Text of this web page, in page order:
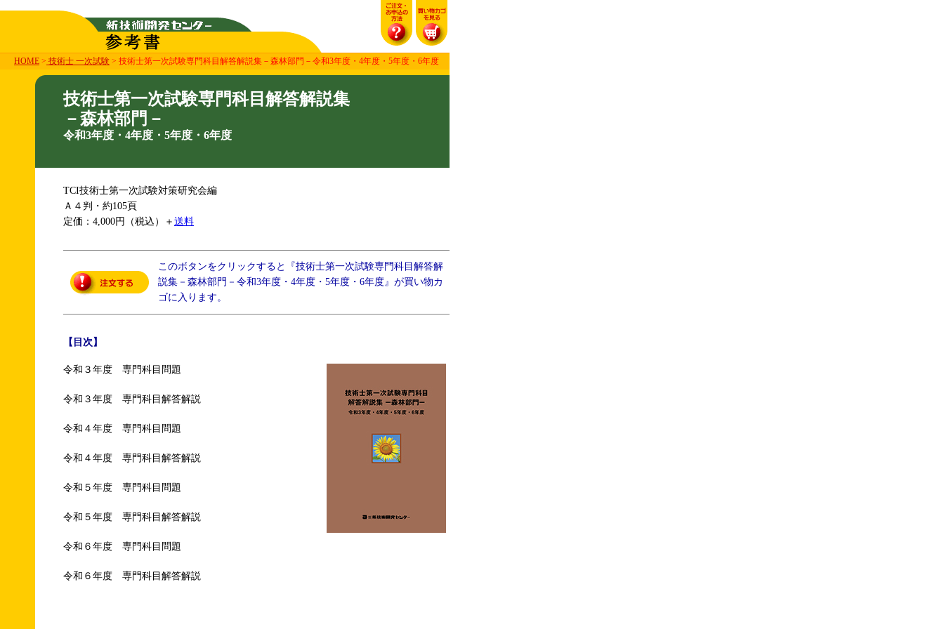
HOME > 技術士 一次試験 > 技術士第一次試験専門科目解答解説集－森林部門－令和3年度・4年度・5年度・6年度
技術士第一次試験専門科目解答解説集
－森林部門－
令和3年度・4年度・5年度・6年度
TCI技術士第一次試験対策研究会編
Ａ４判・約105頁
定価：4,000円（税込）＋ 送料
このボタンをクリックすると『技術士第一次試験専門科目解答解
説集－森林部門－令和3年度・4年度・5年度・6年度』が買い物カ
ゴに入ります。
【目次】
令和３年度 専門科目問題
令和３年度 専門科目解答解説
令和４年度 専門科目問題
令和４年度 専門科目解答解説
令和５年度 専門科目問題
令和５年度 専門科目解答解説
令和６年度 専門科目問題
令和６年度 専門科目解答解説